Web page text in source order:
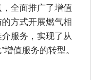
全面推广了增值
方式开展燃气相
服务，实现了从
值服务的转型。